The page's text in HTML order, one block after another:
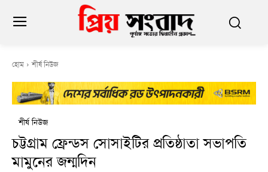
হোম শীর্ষ নিউজ
শীর্ষ নিউজ
চট্টগ্রাম ফ্রেন্ডস সোসাইটির প্রতিষ্ঠাতা সভাপতি
মামুনের জন্মদিন